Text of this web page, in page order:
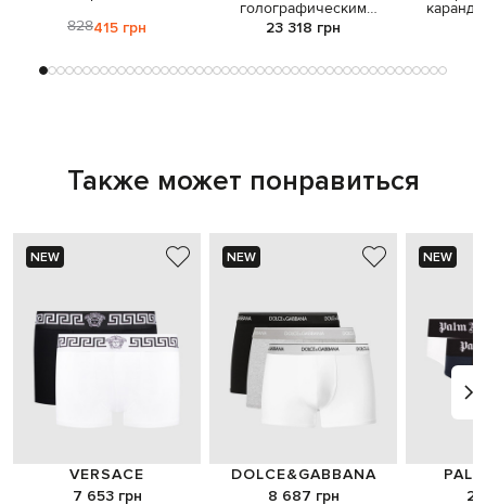
828415 грн
голографическим
эффектом
23 318 грн
Также может понравиться
NEW
VERSACE
7 653 грн
NEW
DOLCE&GABBANA
8 687 грн
NEW
2